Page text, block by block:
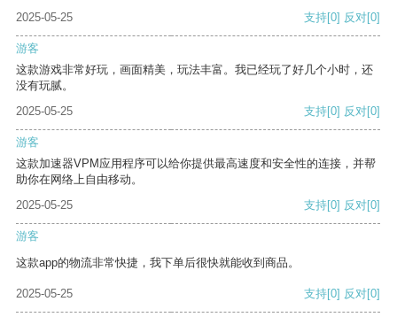
2025-05-25
支持[0] 反对[0]
游客
这款游戏非常好玩，画面精美，玩法丰富。我已经玩了好几个小时，还
没有玩腻。
2025-05-25
支持[0] 反对[0]
游客
这款加速器VPM应用程序可以给你提供最高速度和安全性的连接，并帮
助你在网络上自由移动。
2025-05-25
支持[0] 反对[0]
游客
这款app的物流非常快捷，我下单后很快就能收到商品。
2025-05-25 支持[0] 反对[0]